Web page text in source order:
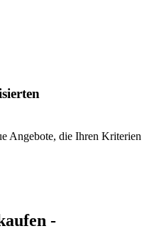
Angebote, die Ihren Kriterien
-